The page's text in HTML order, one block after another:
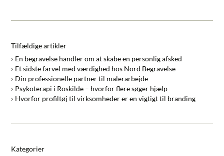
Tilfældige artikler
En begravelse handler om at skabe en personlig afsked
Et sidste farvel med værdighed hos Nord Begravelse
Din professionelle partner til malerarbejde
Psykoterapi i Roskilde – hvorfor flere søger hjælp
Hvorfor profiltøj til virksomheder er en vigtigt til branding
Kategorier